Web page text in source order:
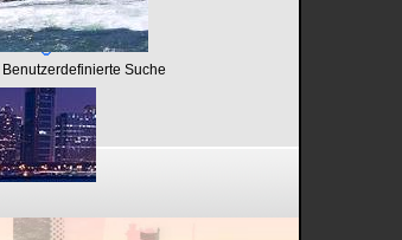
Benutzerdefinierte Suche